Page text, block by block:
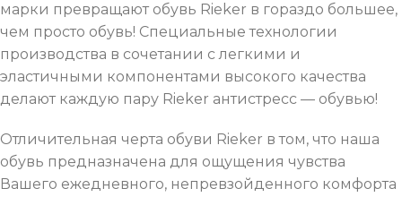
марки превращают обувь Rieker в гораздо большее,
чем просто обувь! Специальные технологии
производства в сочетании с легкими и
эластичными компонентами высокого качества
делают каждую пару Rieker антистресс — обувью!
Отличительная черта обуви Rieker в том, что наша
обувь предназначена для ощущения чувства
Вашего ежедневного, непревзойденного комфорта